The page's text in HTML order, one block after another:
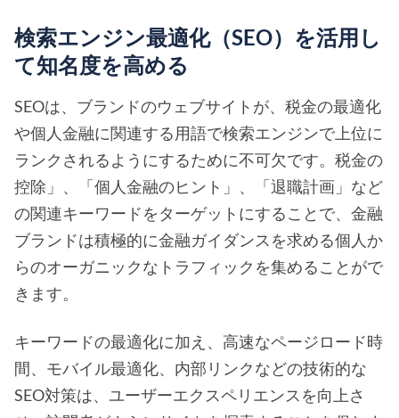
検索エンジン最適化（SEO）を活用し
て知名度を高める
SEOは、ブランドのウェブサイトが、税金の最適化
や個人金融に関連する用語で検索エンジンで上位に
ランクされるようにするために不可欠です。税金の
控除」、「個人金融のヒント」、「退職計画」など
の関連キーワードをターゲットにすることで、金融
ブランドは積極的に金融ガイダンスを求める個人か
らのオーガニックなトラフィックを集めることがで
きます。
キーワードの最適化に加え、高速なページロード時
間、モバイル最適化、内部リンクなどの技術的な
SEO対策は、ユーザーエクスペリエンスを向上さ